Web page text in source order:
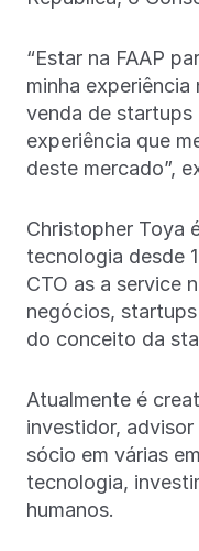
“Estar na FAAP
minha
venda de startups
experiência que
deste mercado”,
Christopher Toya
tecnologia desde
CTO as a service
negócios,
do conceito da
Atualmente é
investidor,
sócio em várias
tecnologia,
humanos.